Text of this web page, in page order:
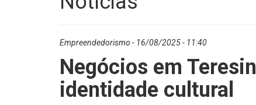
Empreendedorismo - 16/08/2025 - 11:40
Negócios em
identidade cultural